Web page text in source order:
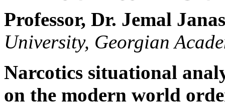
Professor, Dr. Jemal
University, Georgian
Narcotics situational
on the modern world